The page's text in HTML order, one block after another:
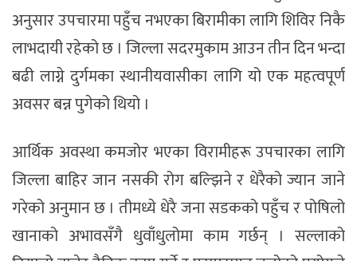
अनुसार उपचारमा पहुँच नभएका बिरामीका लागि शिविर निकै
लाभदायी रहेको छ । जिल्ला सदरमुकाम आउन तीन दिन भन्दा
बढी लाग्ने दुर्गमका स्थानीयवासीका लागि यो एक महत्वपूर्ण
अवसर बन्न पुगेको थियो ।
आर्थिक अवस्था कमजोर भएका विरामीहरू उपचारका लागि
जिल्ला बाहिर जान नसकी रोग बल्झिने र धेरैको ज्यान जाने
गरेको अनुमान छ । तीमध्ये धेरै जना सडकको पहुँच र पोषिलो
खानाको अभावसँगै धुवाँधुलोमा काम गर्छन् । सल्लाको